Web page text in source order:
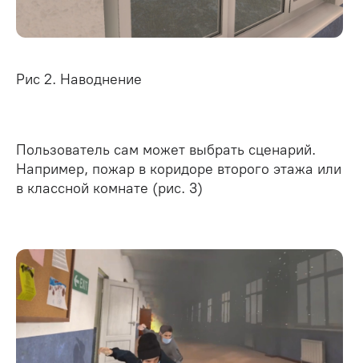
Рис 2. Наводнение
Пользователь сам может выбрать сценарий.
Например, пожар в коридоре второго этажа или
в классной комнате (рис. 3)